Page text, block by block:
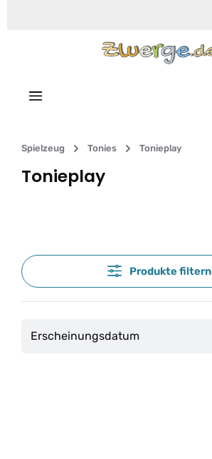
Spielzeug Tonies Tonieplay
Tonieplay
Produkte filtern